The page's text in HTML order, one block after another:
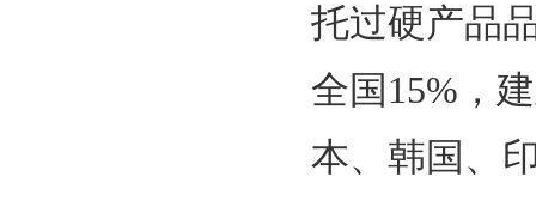
托过硬产品
全国15%，
本、韩国、